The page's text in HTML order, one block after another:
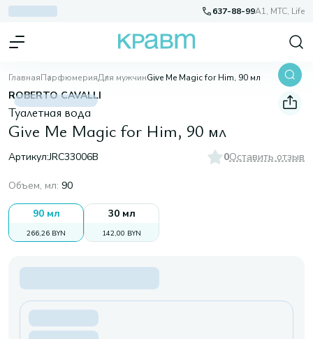
637-88-99A1, МТС, Life
ГлавнаяПарфюмерияДля мужчинGive Me Magic for Him, 90 мл
ROBERTO CAVALLI
Туалетная вода
Give Me Magic for Him, 90 мл
Артикул:JRC33006B 0Оставить отзыв
Объем, мл: 90
90 мл
266,26 BYN
30 мл
142,00 BYN